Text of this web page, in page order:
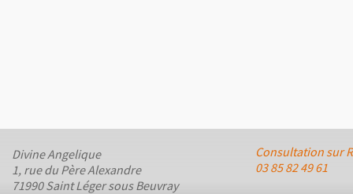
Consultation sur
03 85 82 49 61
Divine Angelique
1, rue du Père Alexandre
71990 Saint Léger sous Beuvray